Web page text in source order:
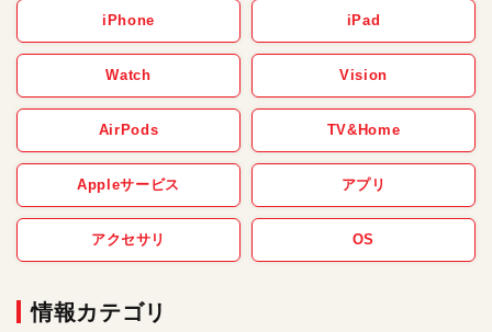
iPhone iPad
Watch Vision
AirPods TV&Home
Appleサービス アプリ
アクセサリ OS
情報カテゴリ